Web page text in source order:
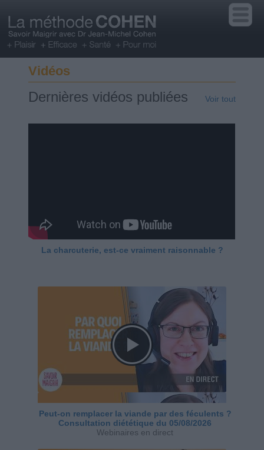
Vidéos
Dernières vidéos publiées Voir tout
La charcuterie, est-ce vraiment raisonnable ?
Peut-on remplacer la viande par des féculents ?
Consultation diététique du 05/08/2026
Webinaires en direct